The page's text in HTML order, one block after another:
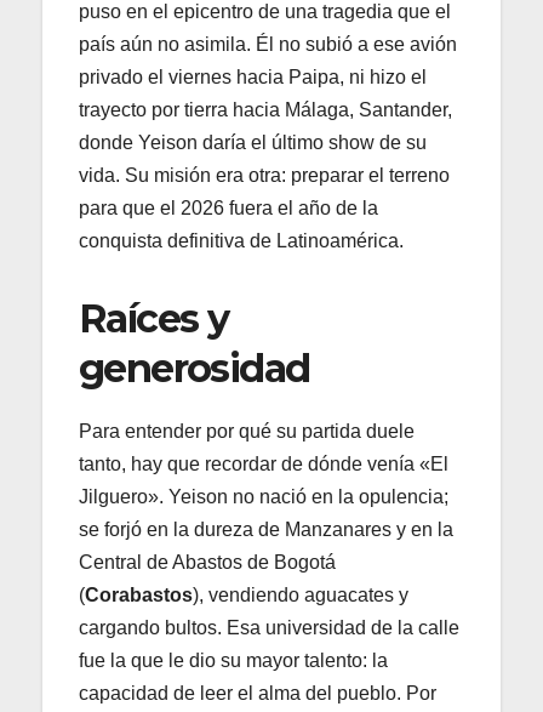
puso en el epicentro de una tragedia que el
país aún no asimila. Él no subió a ese avión
privado el viernes hacia Paipa, ni hizo el
trayecto por tierra hacia Málaga, Santander,
donde Yeison daría el último show de su
vida. Su misión era otra: preparar el terreno
para que el 2026 fuera el año de la
conquista definitiva de Latinoamérica.
Raíces y
generosidad
Para entender por qué su partida duele
tanto, hay que recordar de dónde venía «El
Jilguero». Yeison no nació en la opulencia;
se forjó en la dureza de Manzanares y en la
Central de Abastos de Bogotá
(Corabastos), vendiendo aguacates y
cargando bultos. Esa universidad de la calle
fue la que le dio su mayor talento: la
capacidad de leer el alma del pueblo. Por